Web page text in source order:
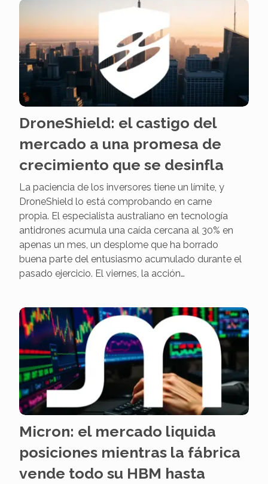
DroneShield: el castigo del
mercado a una promesa de
crecimiento que se desinfla
La paciencia de los inversores tiene un límite, y
DroneShield lo está comprobando en carne
propia. El especialista australiano en tecnología
antidrones acumula una caída cercana al 30% en
apenas un mes, un desplome que ha borrado
buena parte del entusiasmo acumulado durante el
pasado ejercicio. El viernes, la acción…
Micron: el mercado liquida
posiciones mientras la fábrica
vende todo su HBM hasta